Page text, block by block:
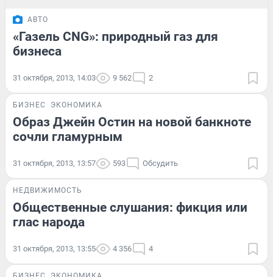
АВТО
«Газель CNG»: природный газ для
бизнеса
31 октября, 2013, 14:03 9 562 2
БИЗНЕС ЭКОНОМИКА
Образ Джейн Остин на новой банкноте
сочли гламурным
31 октября, 2013, 13:57 593 Обсудить
НЕДВИЖИМОСТЬ
Общественные слушания: фикция или
глас народа
31 октября, 2013, 13:55 4 356 4